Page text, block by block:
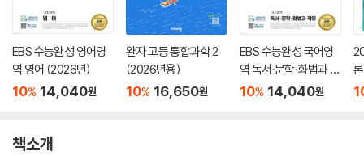
EBS 수능완성 영어영
역 영어 (2026년)
10% 14,040원
완자 고등 통합과학 2
(2026년용)
10% 16,650원
EBS 수능완성 국어영
역 독서·문학·화법과 작
문 (2026년)
10% 14,040원
(
책소개